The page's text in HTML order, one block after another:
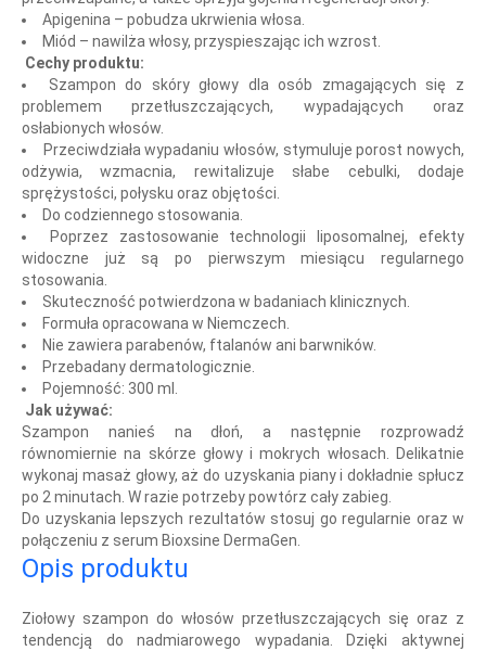
Apigenina – pobudza ukrwienia włosa.
Miód – nawilża włosy, przyspieszając ich wzrost.
Cechy produktu:
Szampon do skóry głowy dla osób zmagających się z
problemem przetłuszczających, wypadających oraz
osłabionych włosów.
Przeciwdziała wypadaniu włosów, stymuluje porost nowych,
odżywia, wzmacnia, rewitalizuje słabe cebulki, dodaje
sprężystości, połysku oraz objętości.
Do codziennego stosowania.
Poprzez zastosowanie technologii liposomalnej, efekty
widoczne już są po pierwszym miesiącu regularnego
stosowania.
Skuteczność potwierdzona w badaniach klinicznych.
Formuła opracowana w Niemczech.
Nie zawiera parabenów, ftalanów ani barwników.
Przebadany dermatologicznie.
Pojemność: 300 ml.
Jak używać:
Szampon nanieś na dłoń, a następnie rozprowadź
równomiernie na skórze głowy i mokrych włosach. Delikatnie
wykonaj masaż głowy, aż do uzyskania piany i dokładnie spłucz
po 2 minutach. W razie potrzeby powtórz cały zabieg.
Do uzyskania lepszych rezultatów stosuj go regularnie oraz w
połączeniu z serum Bioxsine DermaGen.
Opis produktu
Ziołowy szampon do włosów przetłuszczających się oraz z
tendencją do nadmiarowego wypadania. Dzięki aktywnej